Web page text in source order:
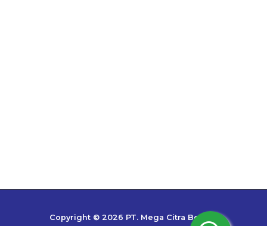
Copyright © 2026 PT. Mega Citra Bestari